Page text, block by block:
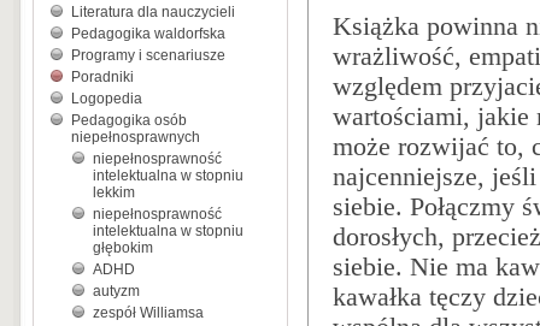
Literatura dla nauczycieli
Pedagogika waldorfska
Programy i scenariusze
Poradniki
Logopedia
Pedagogika osób
niepełnosprawnych
niepełnosprawność
intelektualna w stopniu
lekkim
niepełnosprawność
intelektualna w stopniu
głębokim
ADHD
autyzm
zespół Williamsa
Książka powinna
wrażliwość,
względem
wartościami, jakie
może rozwijać to,
najcenniejsze,
siebie. Połączmy
dorosłych,
siebie. Nie ma
kawałka tęczy